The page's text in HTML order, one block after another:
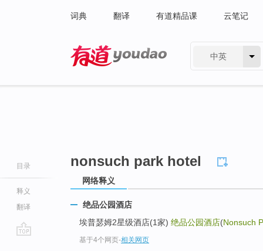
词典 翻译 有道精品课 云笔记
中英
目录
释义
翻译
nonsuch park hotel
网络释义
绝品公园酒店
埃普瑟姆2星级酒店(1家) 绝品公园酒店(Nonsuch
基于4个网页-相关网页